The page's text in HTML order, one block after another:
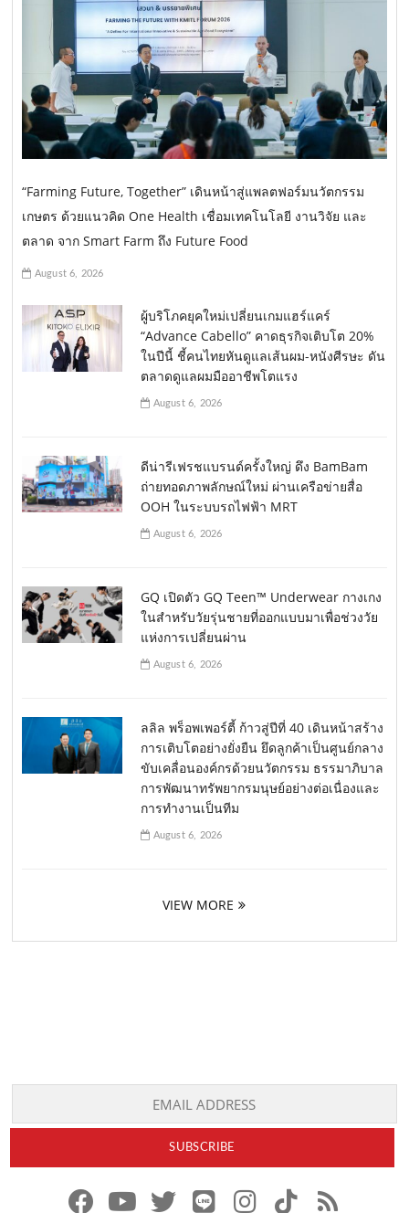
“Farming Future, Together” เดินหน้าสู่แพลตฟอร์มนวัตกรรม
เกษตร ด้วยแนวคิด One Health เชื่อมเทคโนโลยี งานวิจัย และ
ตลาด จาก Smart Farm ถึง Future Food
August 6, 2026
ผู้บริโภคยุคใหม่เปลี่ยนเกมแฮร์แคร์
“Advance Cabello” คาดธุรกิจเติบโต 20%
ในปีนี้ ชี้คนไทยหันดูแลเส้นผม-หนังศีรษะ ดัน
ตลาดดูแลผมมืออาชีพโตแรง
August 6, 2026
ดีน่ารีเฟรชแบรนด์ครั้งใหญ่ ดึง BamBam
ถ่ายทอดภาพลักษณ์ใหม่ ผ่านเครือข่ายสื่อ
OOH ในระบบรถไฟฟ้า MRT
August 6, 2026
GQ เปิดตัว GQ Teen™ Underwear กางเกง
ในสำหรับวัยรุ่นชายที่ออกแบบมาเพื่อช่วงวัย
แห่งการเปลี่ยนผ่าน
August 6, 2026
ลลิล พร็อพเพอร์ตี้ ก้าวสู่ปีที่ 40 เดินหน้าสร้าง
การเติบโตอย่างยั่งยืน ยึดลูกค้าเป็นศูนย์กลาง
ขับเคลื่อนองค์กรด้วยนวัตกรรม ธรรมาภิบาล
การพัฒนาทรัพยากรมนุษย์อย่างต่อเนื่องและ
การทำงานเป็นทีม
August 6, 2026
VIEW MORE
x
r